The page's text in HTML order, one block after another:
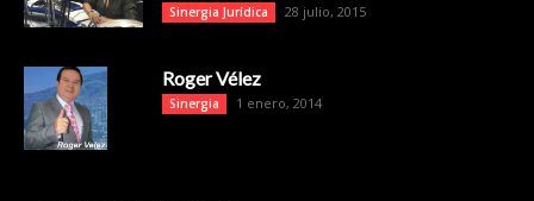
Sinergia Jurídica 28 julio, 2015
Roger Vélez
Sinergia 1 enero, 2014